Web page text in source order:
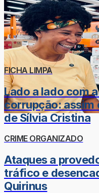
FICHA LIMPA
Lado a lado com
corrupção: assim
de Sílvia Cristina
CRIME ORGANIZADO
Ataques a
tráfico e
Quirinus